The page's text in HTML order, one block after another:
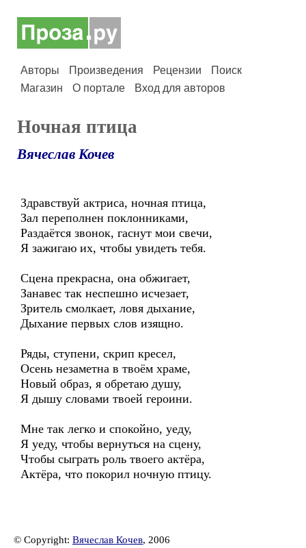
Авторы Произведения Рецензии
Поиск
Магазин
О портале Вход для авторов
Ночная птица
Вячеслав Кочев
Здравствуй актриса, ночная птица,
Зал переполнен поклонниками,
Раздаётся звонок, гаснут мои свечи,
Я зажигаю их, чтобы увидеть тебя.
Сцена прекрасна, она обжигает,
Занавес так неспешно исчезает,
Зритель смолкает, ловя дыхание,
Дыхание первых слов изящно.
Ряды, ступени, скрип кресел,
Осень незаметна в твоём храме,
Новый образ, я обретаю душу,
Я дышу словами твоей героини.
Мне так легко и спокойно, уеду,
Я уеду, чтобы вернуться на сцену,
Чтобы сыграть роль твоего актёра,
Актёра, что покорил ночную птицу.
© Copyright: Вячеслав Кочев, 2006